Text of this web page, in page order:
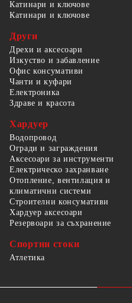
Катинари и ключове
Катинари и ключове
Други
Дрехи и аксесоари
Изкуство и забавление
Офис консумативи
Чанти и куфари
Електроника
Здраве и красота
Хардуер
Водопровод
Огради и заграждения
Аксесоари за инструменти
Електрическо захранване
Отопление, вентилация и
климатични системи
Строителни консумативи
Хардуер аксесоари
Резервоари за съхранение
Спортни стоки
Атлетика